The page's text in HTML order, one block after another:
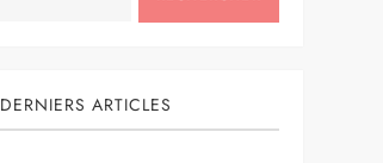
DERNIERS ARTICLES